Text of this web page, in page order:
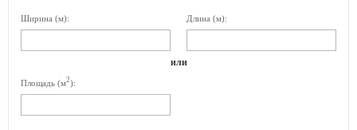
Ширина (м): Длина (м):
или
Площадь (м2):